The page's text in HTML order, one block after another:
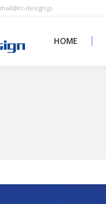
mail@rc-design.jp
HOME
HOME